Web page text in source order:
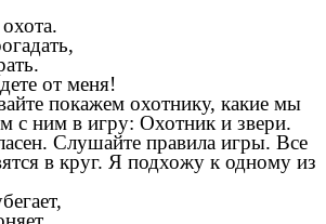
от меня!
покажем охотнику, какие мы
с ним в игру: Охотник и звери.
Слушайте правила игры. Все
в круг. Я подхожу к одному из